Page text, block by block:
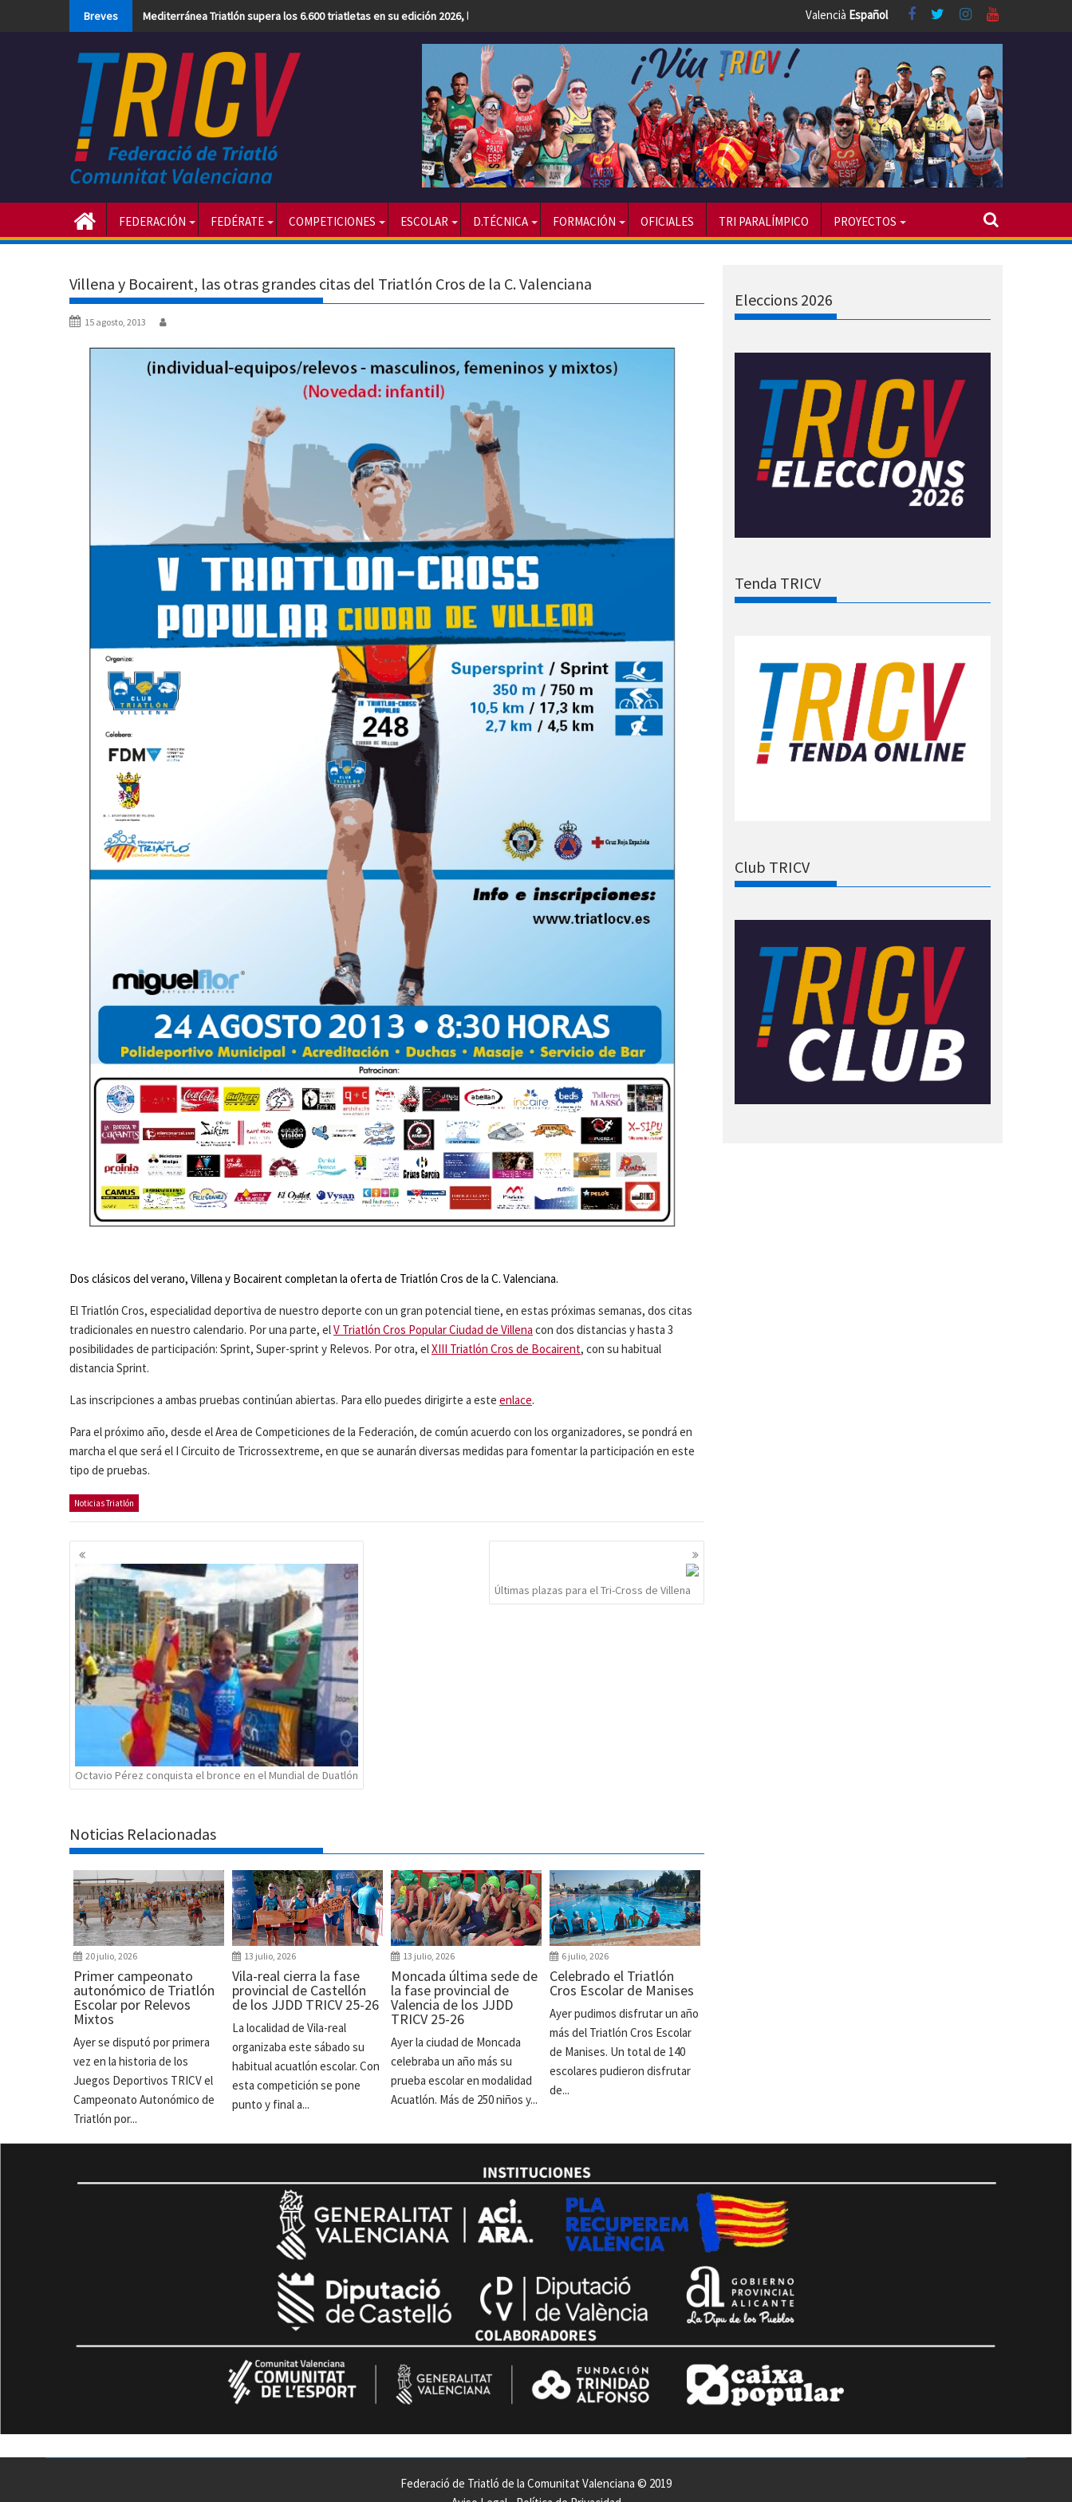
Breves Mediterránea Triatlón supera los 6.600 triatletas en su edición 2026, la más numerosa hasta la fecha Valencià Español
FEDERACIÓN FEDÉRATE COMPETICIONES ESCOLAR D.TÉCNICA FORMACIÓN OFICIALES TRI PARALÍMPICO PROYECTOS
Villena y Bocairent, las otras grandes citas del Triatlón Cros de la C. Valenciana
15 agosto, 2013
Dos clásicos del verano, Villena y Bocairent completan la oferta de Triatlón Cros de la C. Valenciana.
El Triatlón Cros, especialidad deportiva de nuestro deporte con un gran potencial tiene, en estas próximas semanas, dos citas
tradicionales en nuestro calendario. Por una parte, elV Triatlón Cros Popular Ciudad de Villena con dos distancias y hasta 3
posibilidades de participación: Sprint, Super-sprint y Relevos. Por otra, elXIII Triatlón Cros de Bocairent, con su habitual
distancia Sprint.
Las inscripciones a ambas pruebas continúan abiertas. Para ello puedes dirigirte a este enlace.
Para el próximo año, desde el Area de Competiciones de la Federación, de común acuerdo con los organizadores, se pondrá en
marcha el que será el I Circuito de Tricrossextreme, en que se aunarán diversas medidas para fomentar la participación en este
tipo de pruebas.
Noticias Triatlón
Navegación
entradas
Octavio Pérez conquista el bronce en el Mundial de Duatlón
Últimas plazas para el Tri-Cross de Villena
Noticias Relacionadas
20 julio, 2026
Primer campeonato
autonómico de Triatlón
Escolar por Relevos
Mixtos
Ayer se disputó por primera
vez en la historia de los
Juegos Deportivos TRICV el
Campeonato Autonómico de
Triatlón por...
13 julio, 2026
Vila-real cierra la fase
provincial de Castellón
de los JJDD TRICV 25-26
La localidad de Vila-real
organizaba este sábado su
habitual acuatlón escolar. Con
esta competición se pone
punto y final a...
13 julio, 2026
Moncada última sede de
la fase provincial de
Valencia de los JJDD
TRICV 25-26
Ayer la ciudad de Moncada
celebraba un año más su
prueba escolar en modalidad
Acuatlón. Más de 250 niños y...
6 julio, 2026
Celebrado el Triatlón
Cros Escolar de Manises
Ayer pudimos disfrutar un año
más del Triatlón Cros Escolar
de Manises. Un total de 140
escolares pudieron disfrutar
de...
Eleccions 2026
Tenda TRICV
Club TRICV
Federació de Triatló de la Comunitat Valenciana © 2019